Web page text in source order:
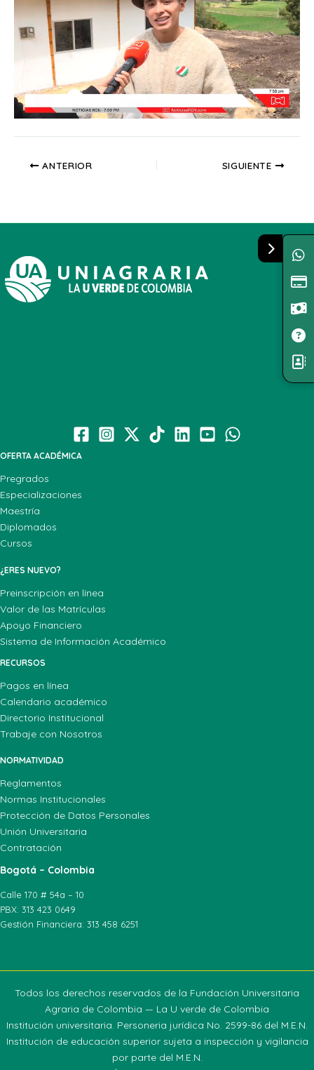
ANTERIOR SIGUIENTE
OFERTA ACADÉMICA
Pregrados
Especializaciones
Maestría
Diplomados
Cursos
¿ERES NUEVO?
Preinscripción en línea
Valor de las Matrículas
Apoyo Financiero
Sistema de Información Académico
RECURSOS
Pagos en línea
Calendario académico
Directorio Institucional
Trabaje con Nosotros
NORMATIVIDAD
Reglamentos
Normas Institucionales
Protección de Datos Personales
Unión Universitaria
Contratación
Bogotá – Colombia
Calle 170 # 54a – 10
PBX: 313 423 0649
Gestión Financiera: 313 458 6251
Todos los derechos reservados de la Fundación Universitaria
Agraria de Colombia — La U verde de Colombia
Institución universitaria. Personeria jurídica No. 2599-86 del M.E.N.
Institución de educación superior sujeta a inspección y vigilancia
por parte del M.E.N.